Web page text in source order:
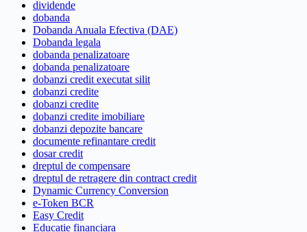
dividende
dobanda
Dobanda Anuala Efectiva (DAE)
Dobanda legala
dobanda penalizatoare
dobanda penalizatoare
dobanzi credit executat silit
dobanzi credite
dobanzi credite
dobanzi credite imobiliare
dobanzi depozite bancare
documente refinantare credit
dosar credit
dreptul de compensare
dreptul de retragere din contract credit
Dynamic Currency Conversion
e-Token BCR
Easy Credit
Educatie financiara